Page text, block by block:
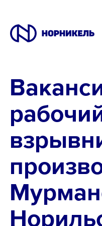
Вакансии
Офис
IT
Студентам